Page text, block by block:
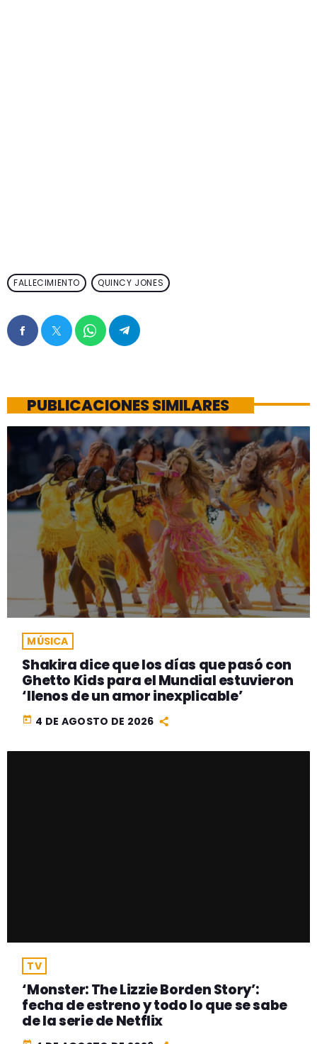
FALLECIMIENTO QUINCY JONES
PUBLICACIONES SIMILARES
MÚSICA
Shakira dice que los días que pasó con
Ghetto Kids para el Mundial estuvieron
‘llenos de un amor inexplicable’
today 4 DE AGOSTO DE 2026
TV
‘Monster: The Lizzie Borden Story’:
fecha de estreno y todo lo que se sabe
de la serie de Netflix